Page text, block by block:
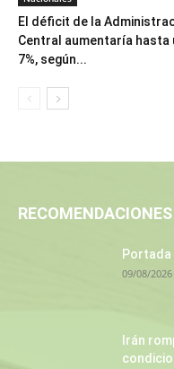
El déficit de la
Central aumentaría hasta
7%, según...
09/08/2026
Irán